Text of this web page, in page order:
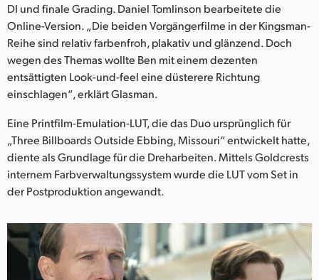
DI und finale Grading. Daniel Tomlinson bearbeitete die
Online-Version. „Die beiden Vorgängerfilme in der Kingsman-
Reihe sind relativ farbenfroh, plakativ und glänzend. Doch
wegen des Themas wollte Ben mit einem dezenten
entsättigten Look-und-feel eine düsterere Richtung
einschlagen“, erklärt Glasman.
Eine Printfilm-Emulation-LUT, die das Duo ursprünglich für
„Three Billboards Outside Ebbing, Missouri“ entwickelt hatte,
diente als Grundlage für die Dreharbeiten. Mittels Goldcrests
internem Farbverwaltungssystem wurde die LUT vom Set in
der Postproduktion angewandt.